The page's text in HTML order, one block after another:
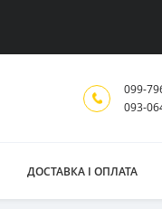
099-
093-
ДОСТАВКА І ОПЛАТА